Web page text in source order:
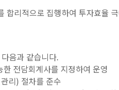
합리적으로 집행하여 투자효율
음과 같습니다.
전담회계사를 지정하여 운영
리) 절차를 준수